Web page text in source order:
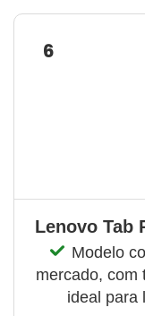
6
Lenovo Tab
Modelo
mercado, com
ideal para